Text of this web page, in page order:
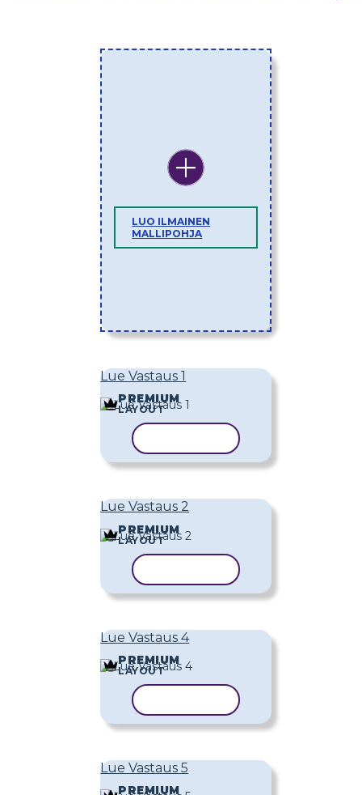
LUO ILMAINEN
MALLIPOHJA
Lue Vastaus 1
PREMIUM
LAYOUT
Lue Vastaus 2
PREMIUM
LAYOUT
Lue Vastaus 4
PREMIUM
LAYOUT
Lue Vastaus 5
PREMIUM